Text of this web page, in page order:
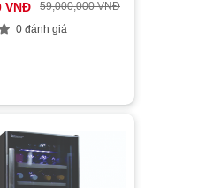
VNĐ
59,000,000 VNĐ
0 đánh giá